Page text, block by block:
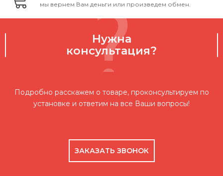
мы вернем Вам деньги или произведем обмен.
Нужна
консультация?
Подробно расскажем о товаре, проконсультируем по
установке и ответим на все Ваши вопросы!
ЗАКАЗАТЬ ЗВОНОК